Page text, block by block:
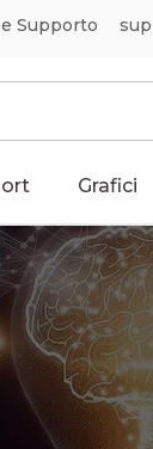
Supporto
Grafici